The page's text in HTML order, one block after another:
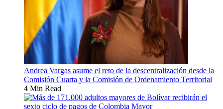
Andrea Vargas asume el reto de la descentralización desde la
Comisión Cuarta y la Comisión de Ordenamiento Territorial
4 Min Read